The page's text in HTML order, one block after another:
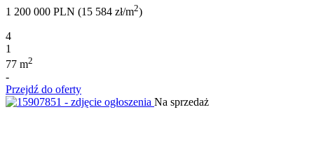
1 200 000 PLN (15 584 zł/m2)
4
1
77 m2
-
Przejdź do oferty
Na sprzedaż